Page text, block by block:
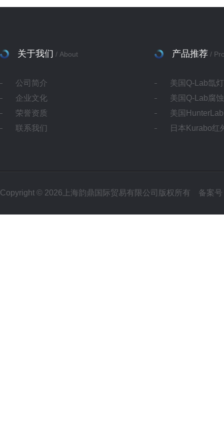
关于我们 / About
公司简介
企业文化
荣誉资质
联系我们
产品推荐 /
美国Q-Lab氙
美国Q-Lab腐
美国
日本Kurabo红
Copyright © 2026上海韵鼎国际贸易有限公司版权所有 备案